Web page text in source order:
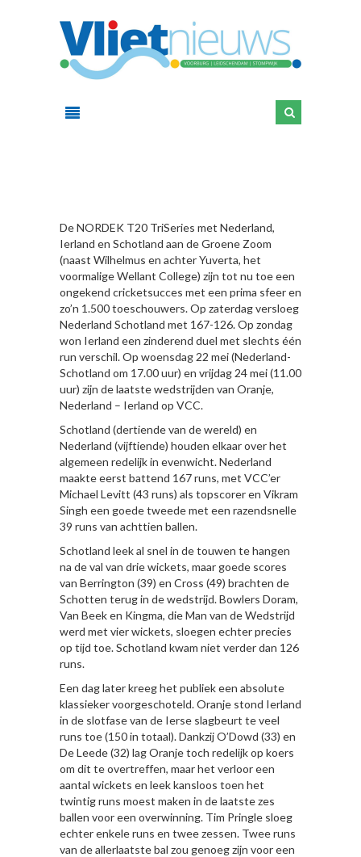
De NORDEK T20 TriSeries met Nederland,
Ierland en Schotland aan de Groene Zoom
(naast Wilhelmus en achter Yuverta, het
voormalige Wellant College) zijn tot nu toe een
ongekend cricketsucces met een prima sfeer en
zo’n 1.500 toeschouwers. Op zaterdag versloeg
Nederland Schotland met 167-126. Op zondag
won Ierland een zinderend duel met slechts één
run verschil. Op woensdag 22 mei (Nederland-
Schotland om 17.00 uur) en vrijdag 24 mei (11.00
uur) zijn de laatste wedstrijden van Oranje,
Nederland – Ierland op VCC.
Schotland (dertiende van de wereld) en
Nederland (vijftiende) houden elkaar over het
algemeen redelijk in evenwicht. Nederland
maakte eerst battend 167 runs, met VCC’er
Michael Levitt (43 runs) als topscorer en Vikram
Singh een goede tweede met een razendsnelle
39 runs van achttien ballen.
Schotland leek al snel in de touwen te hangen
na de val van drie wickets, maar goede scores
van Berrington (39) en Cross (49) brachten de
Schotten terug in de wedstrijd. Bowlers Doram,
Van Beek en Kingma, die Man van de Wedstrijd
werd met vier wickets, sloegen echter precies
op tijd toe. Schotland kwam niet verder dan 126
runs.
Een dag later kreeg het publiek een absolute
klassieker voorgeschoteld. Oranje stond Ierland
in de slotfase van de Ierse slagbeurt te veel
runs toe (150 in totaal). Dankzij O’Dowd (33) en
De Leede (32) lag Oranje toch redelijk op koers
om dit te overtreffen, maar het verloor een
aantal wickets en leek kansloos toen het
twintig runs moest maken in de laatste zes
ballen voor een overwinning. Tim Pringle sloeg
echter enkele runs en twee zessen. Twee runs
van de allerlaatste bal zou genoeg zijn voor een